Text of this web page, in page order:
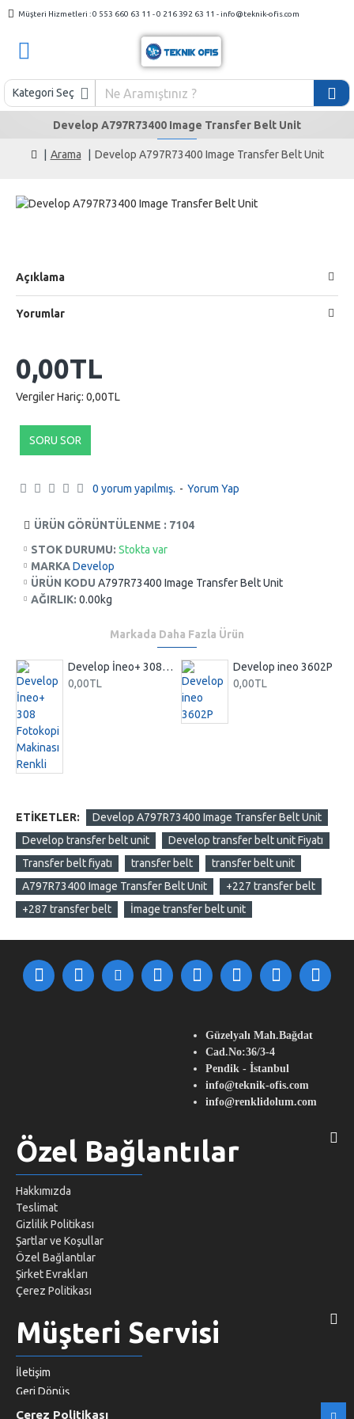
Müşteri Hizmetleri : 0 553 660 63 11 - 0 216 392 63 11 - info@teknik-ofis.com
Kategori Seç
Arama Develop A797R73400 Image Transfer Belt Unit
Develop A797R73400 Image Transfer Belt Unit
Açıklama
Yorumlar
STOK DURUMU: Stokta var
MARKADevelop
ÜRÜN KODU A797R73400 Image Transfer Belt Unit
AĞIRLIK: 0.00kg
ÜRÜN GÖRÜNTÜLENME : 7104
0 yorum yapılmış. - Yorum Yap
0,00TL
Vergiler Hariç: 0,00TL
SORU SOR
Markada Daha Fazla Ürün
Develop İneo+ 308 Fotokopi Makinası Renkli
0,00TL
Develop ineo 3602P
0,00TL
ETIKETLER:
Develop A797R73400 Image Transfer Belt Unit
Develop transfer belt unit
Develop transfer belt unit Fiyatı
Transfer belt fiyatı
transfer belt
transfer belt unit
A797R73400 Image Transfer Belt Unit
+227 transfer belt
+287 transfer belt
İmage transfer belt unit
Güzelyalı Mah.Bağdat
Cad.No:36/3-4
Pendik - İstanbul
info@teknik-ofis.com
info@renklidolum.com
Özel Bağlantılar
Hakkımızda
Teslimat
Gizlilik Politikası
Şartlar ve Koşullar
Özel Bağlantılar
Şirket Evrakları
Çerez Politikası
Müşteri Servisi
İletişim
Geri Dönüş
Site Haritası
Çerez Politikası